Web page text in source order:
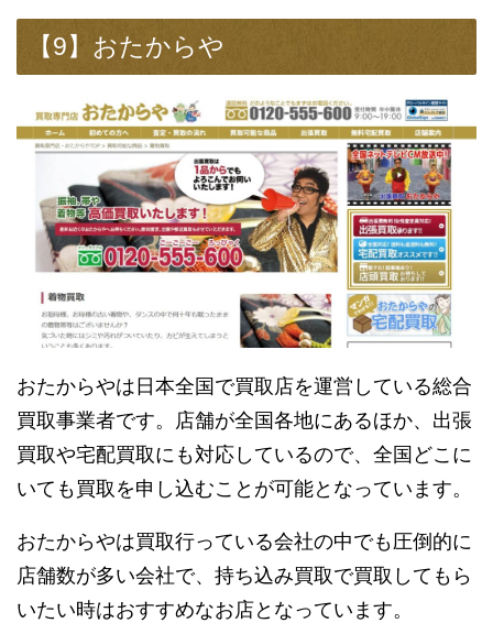
【9】おたからや
おたからやは日本全国で買取店を運営している総合
買取事業者です。店舗が全国各地にあるほか、出張
買取や宅配買取にも対応しているので、全国どこに
いても買取を申し込むことが可能となっています。
おたからやは買取行っている会社の中でも圧倒的に
店舗数が多い会社で、持ち込み買取で買取してもら
いたい時はおすすめなお店となっています。